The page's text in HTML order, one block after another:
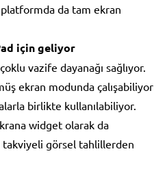
da tam ekran
için geliyor
vazife dayanağı sağlıyor.
ekran modunda çalışabiliyor
birlikte kullanılabiliyor.
widget olarak da
görsel tahlillerden